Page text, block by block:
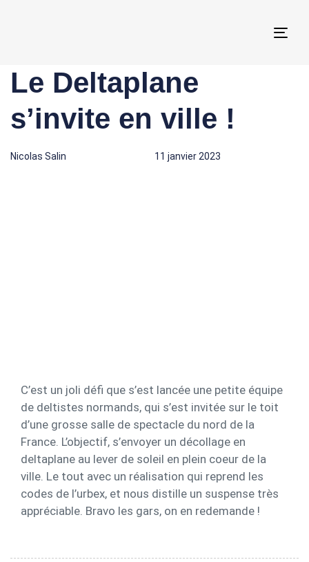
Le Deltaplane
s’invite en ville !
Author
Nicolas Salin
Published
on:
11 janvier 2023
Published
in:
C’est un joli défi que s’est lancée une petite équipe
de deltistes normands, qui s’est invitée sur le toit
d’une grosse salle de spectacle du nord de la
France. L’objectif, s’envoyer un décollage en
deltaplane au lever de soleil en plein coeur de la
ville. Le tout avec un réalisation qui reprend les
codes de l’urbex, et nous distille un suspense très
appréciable. Bravo les gars, on en redemande !